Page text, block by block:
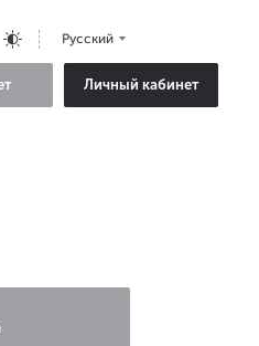
Русский
Личный кабинет